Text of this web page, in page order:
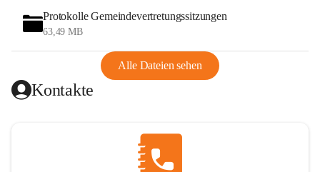
Protokolle Gemeindevertretungssitzungen
63,49 MB
Alle Dateien sehen
Kontakte